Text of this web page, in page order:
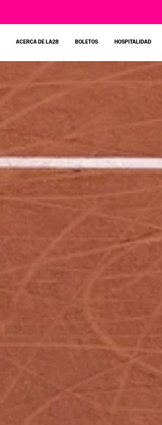
ACERCA DE LA28 BOLETOS HOSPITALIDAD